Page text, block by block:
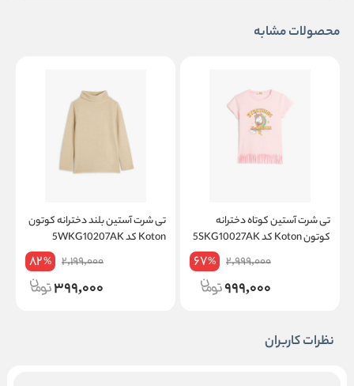
محصولات مشابه
تی شرت آستین کوتاه دخترانه
کوتون Koton کد 5SKG10027AK
2,999,000
67%
999,000
تی شرت آستین بلند دخترانه کوتون
Koton کد 5WKG10207AK
2,199,000
82%
399,000
نظرات کاربران